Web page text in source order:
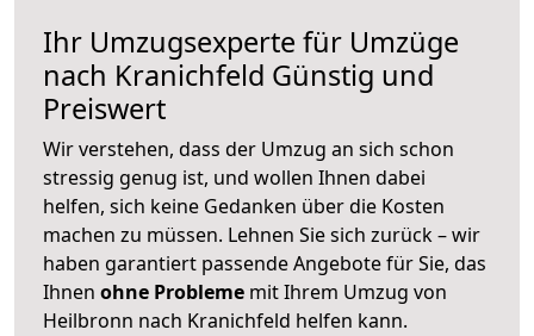
Ihr Umzugsexperte für Umzüge
nach Kranichfeld Günstig und
Preiswert
Wir verstehen, dass der Umzug an sich schon
stressig genug ist, und wollen Ihnen dabei
helfen, sich keine Gedanken über die Kosten
machen zu müssen. Lehnen Sie sich zurück – wir
haben garantiert passende Angebote für Sie, das
Ihnen ohne Probleme mit Ihrem Umzug von
Heilbronn nach Kranichfeld helfen kann.